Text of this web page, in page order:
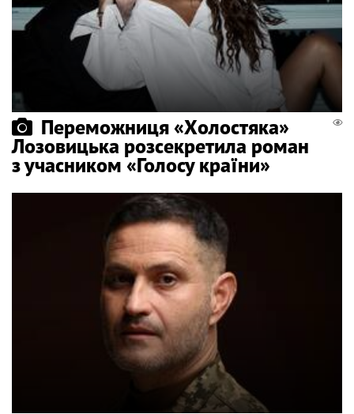
Переможниця «Холостяка»
Лозовицька розсекретила роман
з учасником «Голосу країни»